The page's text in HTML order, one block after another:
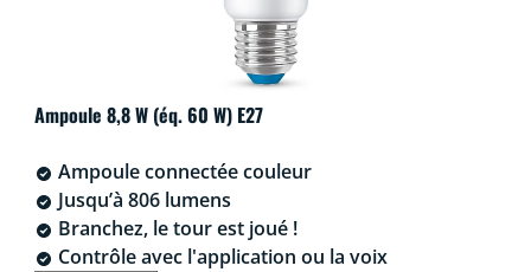
Ampoule 8,8 W (éq. 60 W) E27
Ampoule connectée couleur
Jusqu’à 806 lumens
Branchez, le tour est joué !
Contrôle avec l'application ou la voix